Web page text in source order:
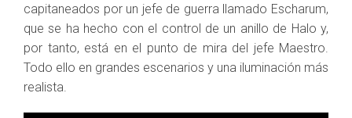
capitaneados por un jefe de guerra llamado Escharum,
que se ha hecho con el control de un anillo de Halo y,
por tanto, está en el punto de mira del jefe Maestro.
Todo ello en grandes escenarios y una iluminación más
realista.